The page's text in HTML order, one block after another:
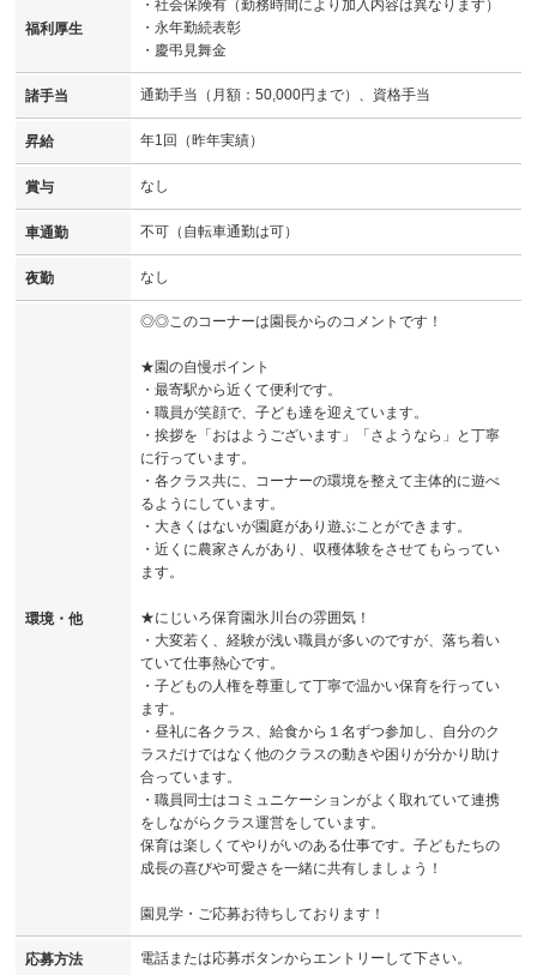
福利厚生
・社会保険有（勤務時間により加入内容は異なります）
・永年勤続表彰
・慶弔見舞金
諸手当 通勤手当（月額：50,000円まで）、資格手当
昇給 年1回（昨年実績）
賞与 なし
車通勤 不可（自転車通勤は可）
夜勤 なし
環境・他
◎◎このコーナーは園長からのコメントです！
★園の自慢ポイント
・最寄駅から近くて便利です。
・職員が笑顔で、子ども達を迎えています。
・挨拶を「おはようございます」「さようなら」と丁寧
に行っています。
・各クラス共に、コーナーの環境を整えて主体的に遊べ
るようにしています。
・大きくはないが園庭があり遊ぶことができます。
・近くに農家さんがあり、収穫体験をさせてもらってい
ます。
★にじいろ保育園氷川台の雰囲気！
・大変若く、経験が浅い職員が多いのですが、落ち着い
ていて仕事熱心です。
・子どもの人権を尊重して丁寧で温かい保育を行ってい
ます。
・昼礼に各クラス、給食から１名ずつ参加し、自分のク
ラスだけではなく他のクラスの動きや困りが分かり助け
合っています。
・職員同士はコミュニケーションがよく取れていて連携
をしながらクラス運営をしています。
保育は楽しくてやりがいのある仕事です。子どもたちの
成長の喜びや可愛さを一緒に共有しましょう！
園見学・ご応募お待ちしております！
応募方法 電話または応募ボタンからエントリーして下さい。